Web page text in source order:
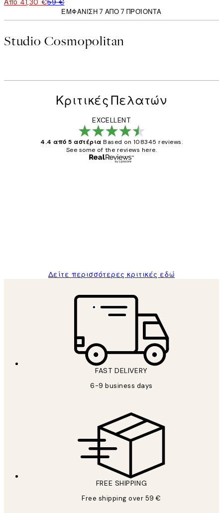
Από 41,30 €59 €
ΕΜΦΆΝΙΣΗ 7 ΑΠΌ 7 ΠΡΟΪΌΝΤΑ
Studio Cosmopolitan
Κριτικές Πελατών
EXCELLENT
4.4 από 5 αστέρια Based on 108345 reviews.
See some of the reviews here.
Δείτε περισσότερες κριτικές εδώ
FAST DELIVERY
6-9 business days
FREE SHIPPING
Free shipping over 59 €